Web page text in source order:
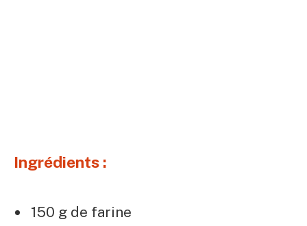
Ingrédients :
150 g de farine